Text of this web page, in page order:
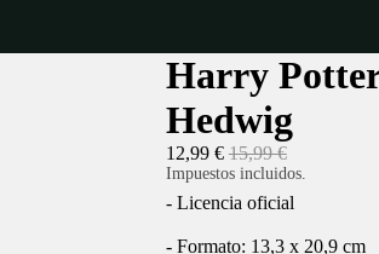
Harry
Hedwig
12,99 € 15,99 €
Impuestos incluidos.
- Licencia oficial
- Formato: 13,3 x 20,9 cm